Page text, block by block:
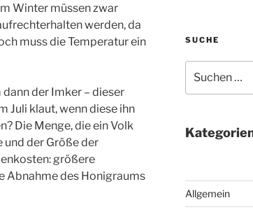
Winter müssen zwar
werden, da
muss die Temperatur ein
der Imker – dieser
Juli klaut, wenn diese ihn
Die Menge, die ein Volk
und der Größe der
größere
Abnahme des Honigraums
SUCHE
nach:
Allgemein